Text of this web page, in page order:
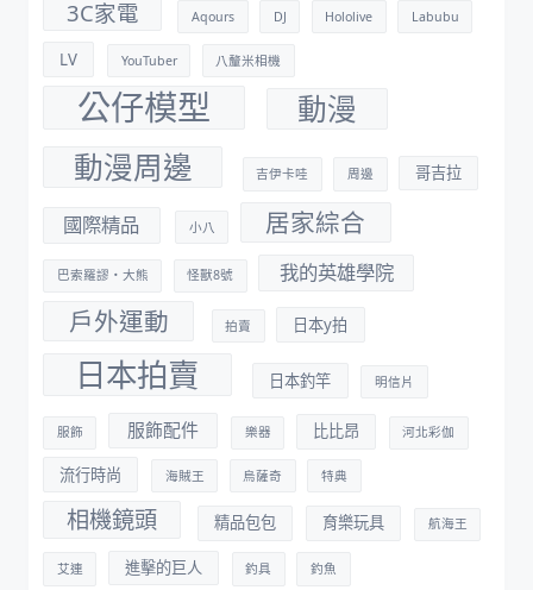
3C家電 Aqours DJ Hololive Labubu
LV YouTuber 八釐米相機
公仔模型
動漫
動漫周邊
吉伊卡哇 周邊 哥吉拉
國際精品 小八 居家綜合
巴索羅謬・大熊 怪獸8號 我的英雄學院
戶外運動 拍賣 日本y拍
日本拍賣 日本釣竿 明信片
服飾 服飾配件 樂器 比比昂 河北彩伽
流行時尚 海賊王 烏薩奇 特典
相機鏡頭 精品包包 育樂玩具 航海王
艾連 進擊的巨人 釣具 釣魚